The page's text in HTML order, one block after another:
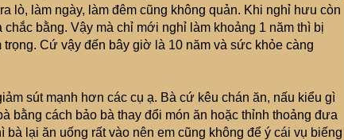
lò, làm ngày, làm đêm cũng không quản. Khi nghỉ hưu còn
bằng. Vậy mà chỉ mới nghỉ làm khoảng 1 năm thì bị
Cứ vậy đến bây giờ là 10 năm và sức khỏe càng
sút mạnh hơn các cụ ạ. Bà cứ kêu chán ăn, nấu kiểu gì
bằng cách bảo bà thay đổi món ăn hoặc thỉnh thoảng đưa
lại ăn uống rất vào nên em cũng không để ý cái vụ biếng